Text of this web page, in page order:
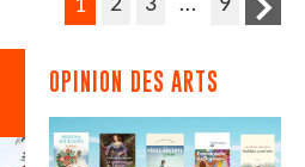
1 2 3 … 9
OPINION DES ARTS